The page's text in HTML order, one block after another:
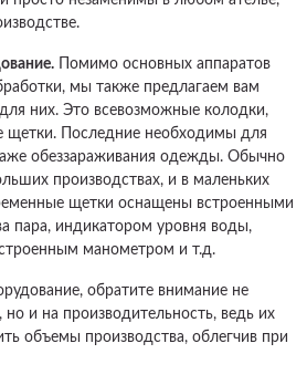
Помимо основных аппаратов
мы также предлагаем вам
них. Это всевозможные колодки,
щетки. Последние необходимы для
обеззараживания одежды. Обычно
производствах, и в маленьких
щетки оснащены встроенными
пара, индикатором уровня воды,
манометром и т.д.
обратите внимание не
и на производительность, ведь их
объемы производства, облегчив при